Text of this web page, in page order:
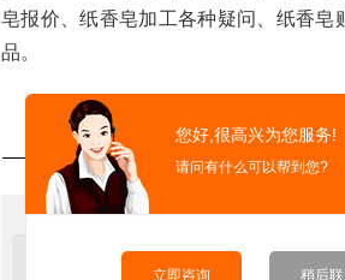
皂报价、纸香皂加工各种疑问、纸香
品。
您好,很高兴为您服务!
请问有什么可以帮到您?
立即咨询 稍后